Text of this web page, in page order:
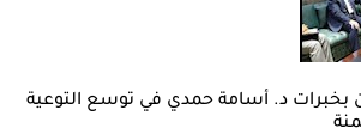
د. أسامة حمدي في توسع التوعية